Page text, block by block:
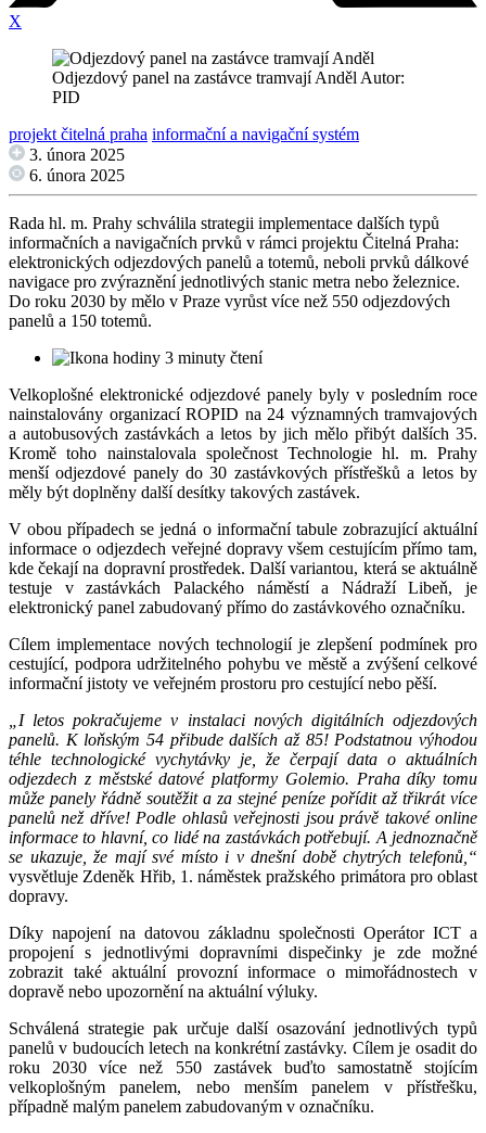
X
Odjezdový panel na zastávce tramvají Anděl Autor:
PID
projekt čitelná praha informační a navigační systém
3. února 2025
6. února 2025
Rada hl. m. Prahy schválila strategii implementace dalších typů
informačních a navigačních prvků v rámci projektu Čitelná Praha:
elektronických odjezdových panelů a totemů, neboli prvků dálkové
navigace pro zvýraznění jednotlivých stanic metra nebo železnice.
Do roku 2030 by mělo v Praze vyrůst více než 550 odjezdových
panelů a 150 totemů.
3 minuty čtení
Velkoplošné elektronické odjezdové panely byly v posledním roce
nainstalovány organizací ROPID na 24 významných tramvajových
a autobusových zastávkách a letos by jich mělo přibýt dalších 35.
Kromě toho nainstalovala společnost Technologie hl. m. Prahy
menší odjezdové panely do 30 zastávkových přístřešků a letos by
měly být doplněny další desítky takových zastávek.
V obou případech se jedná o informační tabule zobrazující aktuální
informace o odjezdech veřejné dopravy všem cestujícím přímo tam,
kde čekají na dopravní prostředek. Další variantou, která se aktuálně
testuje v zastávkách Palackého náměstí a Nádraží Libeň, je
elektronický panel zabudovaný přímo do zastávkového označníku.
Cílem implementace nových technologií je zlepšení podmínek pro
cestující, podpora udržitelného pohybu ve městě a zvýšení celkové
informační jistoty ve veřejném prostoru pro cestující nebo pěší.
„I letos pokračujeme v instalaci nových digitálních odjezdových
panelů. K loňským 54 přibude dalších až 85! Podstatnou výhodou
téhle technologické vychytávky je, že čerpají data o aktuálních
odjezdech z městské datové platformy Golemio. Praha díky tomu
může panely řádně soutěžit a za stejné peníze pořídit až třikrát více
panelů než dříve! Podle ohlasů veřejnosti jsou právě takové online
informace to hlavní, co lidé na zastávkách potřebují. A jednoznačně
se ukazuje, že mají své místo i v dnešní době chytrých telefonů,“
vysvětluje Zdeněk Hřib, 1. náměstek pražského primátora pro oblast
dopravy.
Díky napojení na datovou základnu společnosti Operátor ICT a
propojení s jednotlivými dopravními dispečinky je zde možné
zobrazit také aktuální provozní informace o mimořádnostech v
dopravě nebo upozornění na aktuální výluky.
Schválená strategie pak určuje další osazování jednotlivých typů
panelů v budoucích letech na konkrétní zastávky. Cílem je osadit do
roku 2030 více než 550 zastávek buďto samostatně stojícím
velkoplošným panelem, nebo menším panelem v přístřešku,
případně malým panelem zabudovaným v označníku.